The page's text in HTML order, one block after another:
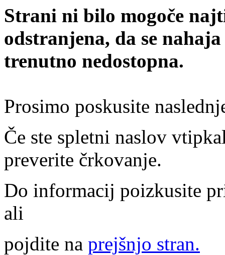
Strani ni bilo mogoče
odstranjena, da se
trenutno nedostopna.
Prosimo poskusite
Če ste spletni naslov
preverite črkovanje.
Do informacij poizkusite
ali
pojdite na prejšnjo stran.